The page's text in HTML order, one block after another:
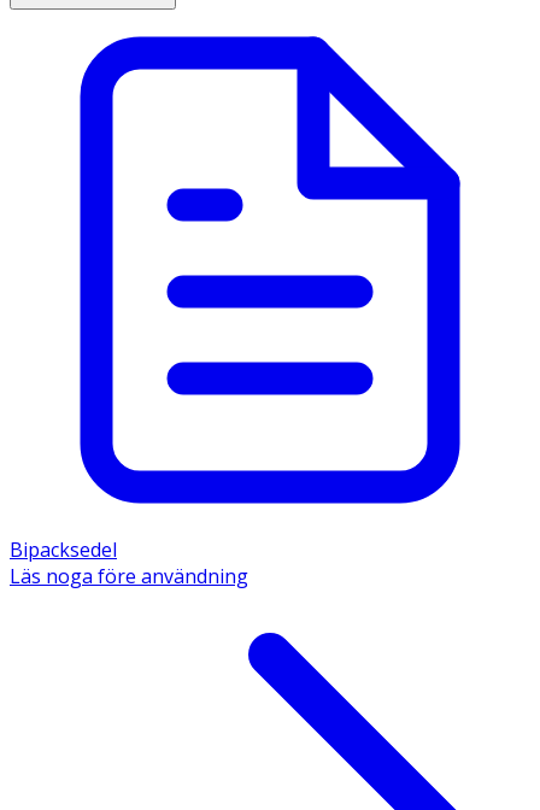
Bipacksedel
Läs noga före användning